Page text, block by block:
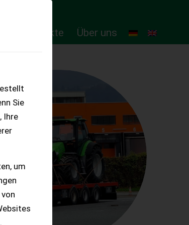
Sie
Ihre
um
Produkte Über uns